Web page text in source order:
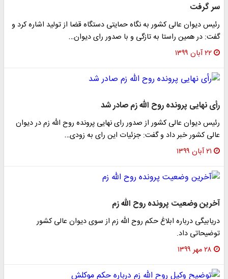
سر گرفت
رئیس دیوان عالی کشور به نگاه حمایتی دستگاه قضا از تولید اشاره کرد و
گفت: در همین راستا به تازگی و با صدور رای دیوان…
۲۲ آبان ۱۳۹۹
رأی نهایی پرونده روح الله زم صادر شد
رئیس دیوان عالی کشور از صدور رای نهایی پرونده روح الله زم در دیوان
عالی کشور خبر داد و گفت: جزئیات این رای به زودی…
۲۱ آبان ۱۳۹۹
آخرین وضعیت پرونده روح الله زم
دریابیگی درباره ابلاغ حکم روح الله زم از سوی دیوان عالی کشور
توضیحاتی داد.
۲۸ مهر ۱۳۹۹